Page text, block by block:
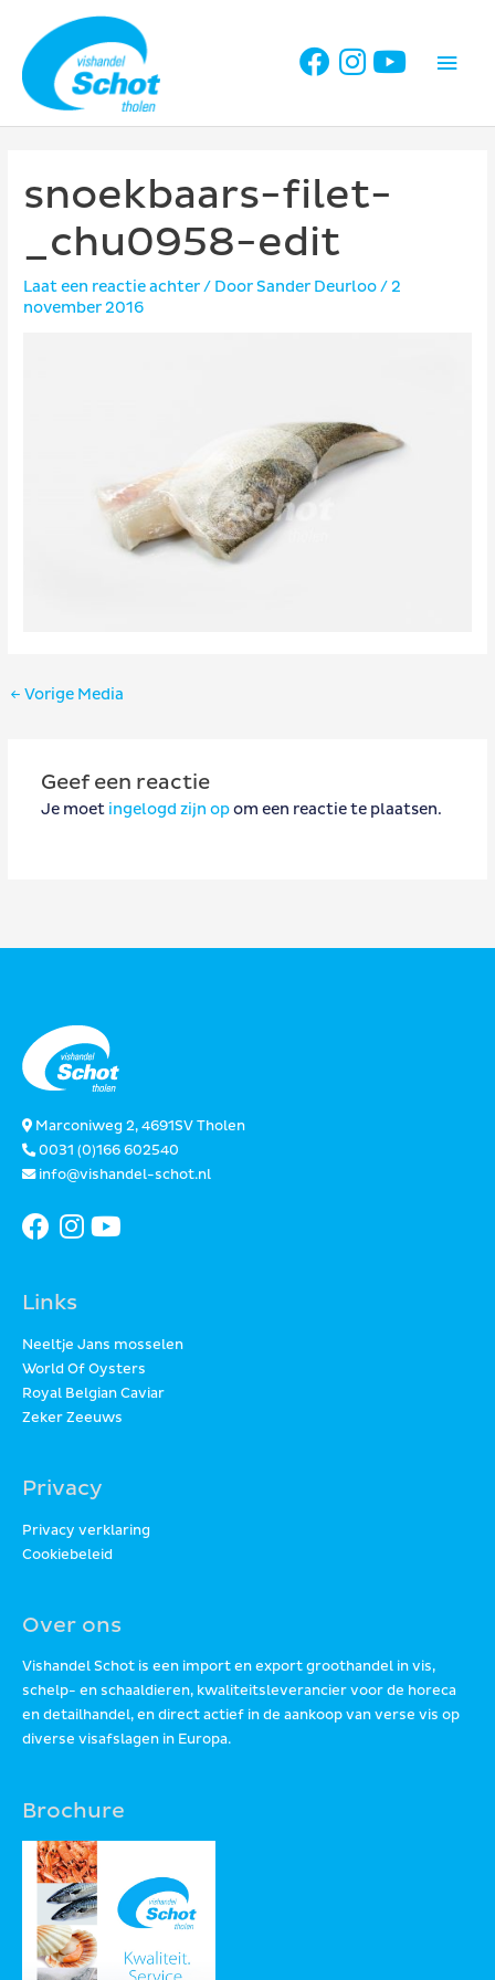
inhoud
snoekbaars-filet-
_chu0958-edit
Laat een reactie achter/ DoorSander Deurloo/ 2
november 2016
Bericht
← Vorige Media
Geef een reactie
Je moet ingelogd zijn opom een reactie te plaatsen.
Marconiweg 2, 4691SV Tholen
0031 (0)166 602540
info@vishandel-schot.nl
Links
Neeltje Jans mosselen
World Of Oysters
Royal Belgian Caviar
Zeker Zeeuws
Privacy
Privacy verklaring
Cookiebeleid
Over ons
Vishandel Schot is een import en export groothandel in vis,
schelp- en schaaldieren, kwaliteitsleverancier voor de horeca
en detailhandel, en direct actief in de aankoop van verse vis op
diverse visafslagen in Europa.
Brochure